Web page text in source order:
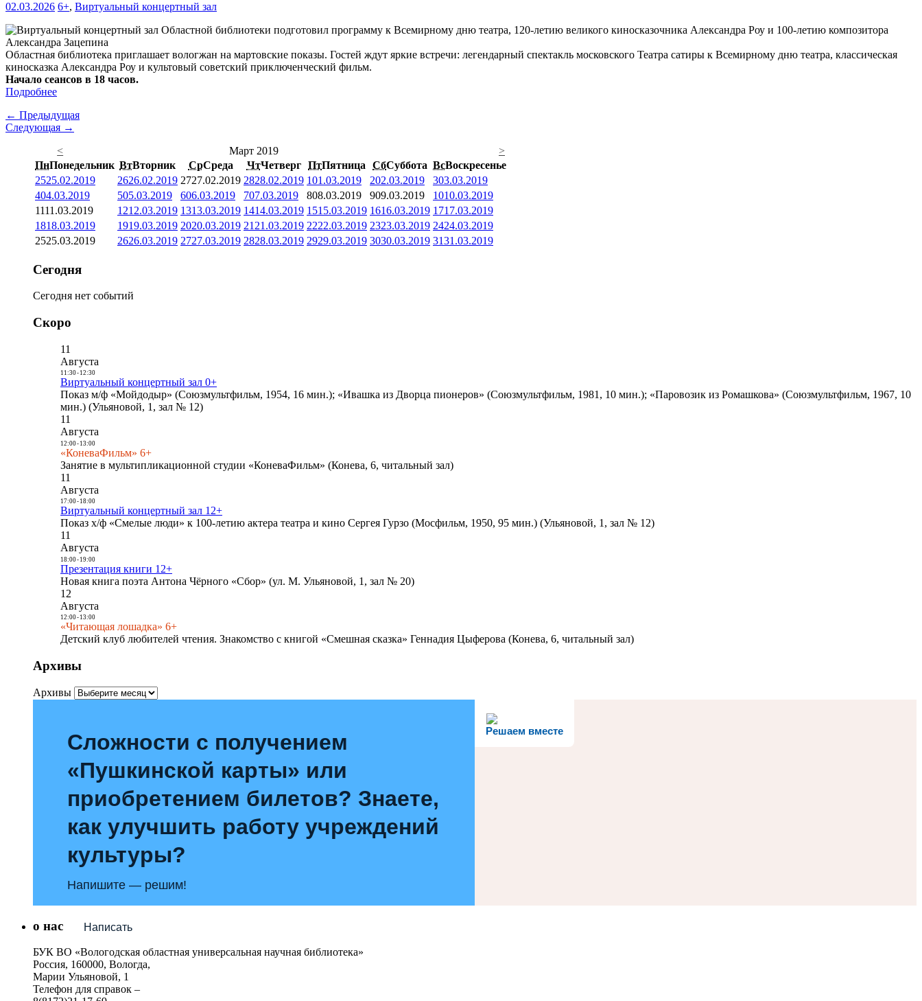
02.03.2026 6+, Виртуальный концертный зал
Областная библиотека приглашает вологжан на мартовские показы. Гостей ждут яркие встречи: легендарный спектакль московского Театра сатиры к Всемирному дню театра, классическая
киносказка Александра Роу и культовый советский приключенческий фильм.
Начало сеансов в 18 часов.
Подробнее
← Предыдущая
Следующая →
<
Март 2019
>
ПнПонедельник ВтВторник СрСреда ЧтЧетверг ПтПятница СбСуббота ВсВоскресенье
2525.02.2019 2626.02.2019 2727.02.2019 2828.02.2019 101.03.2019 202.03.2019 303.03.2019
404.03.2019 505.03.2019 606.03.2019 707.03.2019 808.03.2019 909.03.2019 1010.03.2019
1111.03.2019 1212.03.2019 1313.03.2019 1414.03.2019 1515.03.2019 1616.03.2019 1717.03.2019
1818.03.2019 1919.03.2019 2020.03.2019 21 21.03.2019 2222.03.2019 2323.03.2019 2424.03.2019
2525.03.2019 2626.03.2019 2727.03.2019 2828.03.2019 2929.03.2019 3030.03.2019 3131.03.2019
Сегодня
Сегодня нет событий
Скоро
11
Августа
11:30- 12:30
Виртуальный концертный зал 0+
Показ м/ф «Мойдодыр» (Союзмультфильм, 1954, 16 мин.); «Ивашка из Дворца пионеров» (Союзмультфильм, 1981, 10 мин.); «Паровозик из Ромашкова» (Союзмультфильм, 1967, 10
мин.) (Ульяновой, 1, зал № 12)
11
Августа
12:00- 13:00
«КоневаФильм» 6+
Занятие в мультипликационной студии «КоневаФильм» (Конева, 6, читальный зал)
11
Августа
17:00- 18:00
Виртуальный концертный зал 12+
Показ х/ф «Смелые люди» к 100-летию актера театра и кино Сергея Гурзо (Мосфильм, 1950, 95 мин.) (Ульяновой, 1, зал № 12)
11
Августа
18:00- 19:00
Презентация книги 12+
Новая книга поэта Антона Чёрного «Сбор» (ул. М. Ульяновой, 1, зал № 20)
12
Августа
12:00- 13:00
«Читающая лошадка» 6+
Детский клуб любителей чтения. Знакомство с книгой «Смешная сказка» Геннадия Цыферова (Конева, 6, читальный зал)
Архивы
Архивы
Решаем вместе
Сложности с получением
«Пушкинской карты» или
приобретением билетов? Знаете,
как улучшить работу учреждений
культуры?
Напишите — решим!
Написать
о нас
БУК ВО «Вологодская областная универсальная научная библиотека»
Россия, 160000, Вологда,
Марии Ульяновой, 1
Телефон для справок –